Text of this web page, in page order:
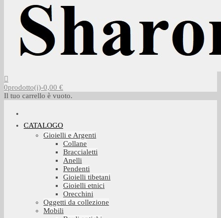
0prodotto(i)-0,00 €
Il tuo carrello è vuoto.
CATALOGO
Gioielli e Argenti
Collane
Braccialetti
Anelli
Pendenti
Gioielli tibetani
Gioielli etnici
Orecchini
Oggetti da collezione
Mobili